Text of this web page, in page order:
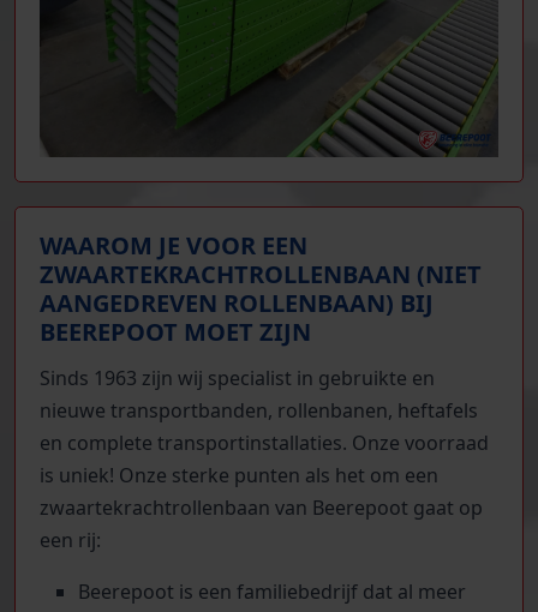
WAAROM JE VOOR EEN
ZWAARTEKRACHTROLLENBAAN (NIET
AANGEDREVEN ROLLENBAAN) BIJ
BEEREPOOT MOET ZIJN
Sinds 1963 zijn wij specialist in gebruikte en
nieuwe transportbanden, rollenbanen, heftafels
en complete transportinstallaties. Onze voorraad
is uniek! Onze sterke punten als het om een
zwaartekrachtrollenbaan van Beerepoot gaat op
een rij:
Beerepoot is een familiebedrijf dat al meer